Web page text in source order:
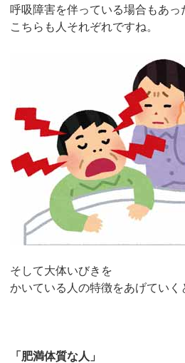
呼吸障害を伴っている場合もあっ
こちらも人それぞれですね。
そして大体いびきを
かいている人の特徴をあげていく
「肥満体質な人」